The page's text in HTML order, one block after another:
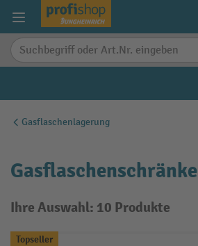
springen
Gasflaschenlagerung
Gasflaschenschränke
Ihre Auswahl: 10 Produkte
Topseller